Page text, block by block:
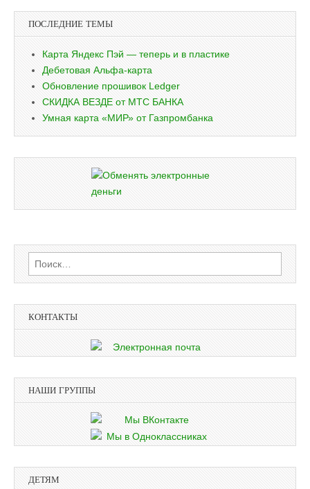
ПОСЛЕДНИЕ ТЕМЫ
Карта Яндекс Пэй — теперь и в пластике
Дебетовая Альфа-карта
Обновление прошивок Ledger
СКИДКА ВЕЗДЕ от МТС БАНКА
Умная карта «МИР» от Газпромбанка
Найти:
КОНТАКТЫ
НАШИ ГРУППЫ
ДЕТЯМ